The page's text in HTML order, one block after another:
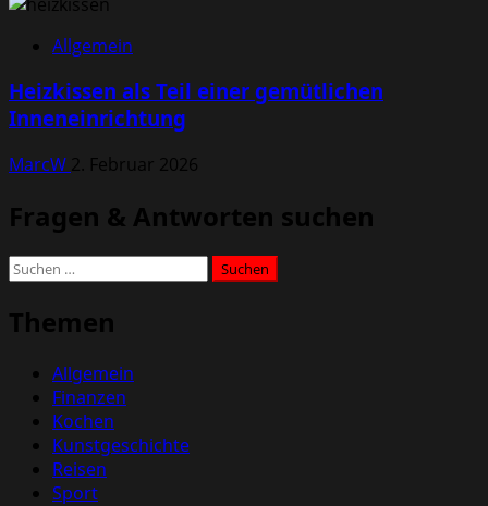
Allgemein
Heizkissen als Teil einer gemütlichen
Inneneinrichtung
MarcW 2. Februar 2026
Fragen & Antworten suchen
Suchen
Themen
Allgemein
Finanzen
Kochen
Kunstgeschichte
Reisen
Sport